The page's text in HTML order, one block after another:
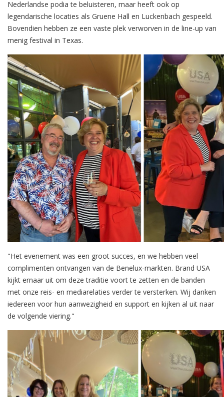
Nederlandse podia te beluisteren, maar heeft ook op
legendarische locaties als Gruene Hall en Luckenbach gespeeld.
Bovendien hebben ze een vaste plek verworven in de line-up van
menig festival in Texas.
"Het evenement was een groot succes, en we hebben veel
complimenten ontvangen van de Benelux-markten. Brand USA
kijkt ernaar uit om deze traditie voort te zetten en de banden
met onze reis- en mediarelaties verder te versterken. Wij danken
iedereen voor hun aanwezigheid en support en kijken al uit naar
de volgende viering."